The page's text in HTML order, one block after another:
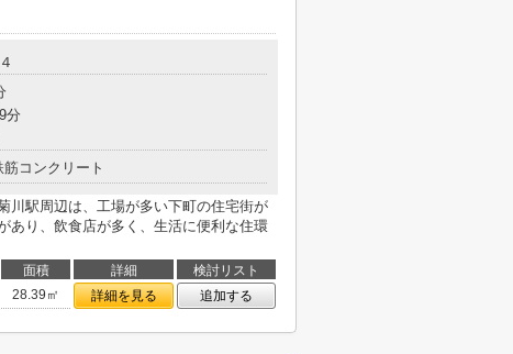
分
筋コンクリート
川駅周辺は、工場が多い下町の住宅街が
あり、飲食店が多く、生活に便利な住環
面積 詳細
検討リスト
28.39㎡ 詳細を見る 追加する